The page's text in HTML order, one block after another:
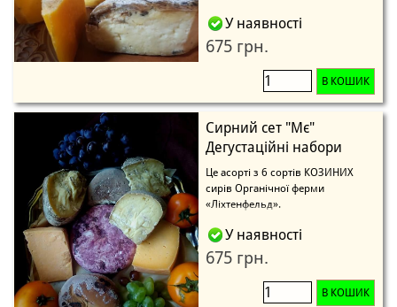
У наявності
675 грн.
В КОШИК
Сирний сет "Мє"
Дегустаційні набори
Це асорті з 6 сортів КОЗИНИХ
сирів Органічної ферми
«Ліхтенфельд».
У наявності
675 грн.
В КОШИК